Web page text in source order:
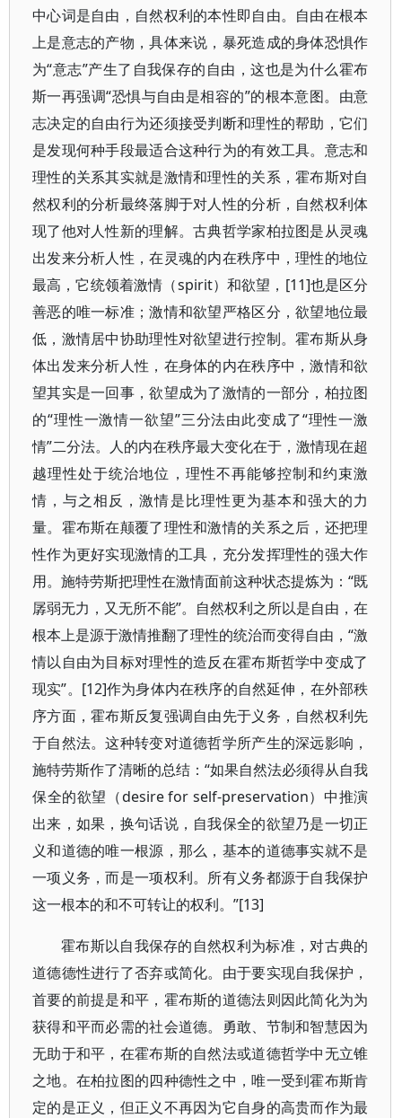
中心词是自由，自然权利的本性即自由。自由在根本
上是意志的产物，具体来说，暴死造成的身体恐惧作
为“意志”产生了自我保存的自由，这也是为什么霍布
斯一再强调“恐惧与自由是相容的”的根本意图。由意
志决定的自由行为还须接受判断和理性的帮助，它们
是发现何种手段最适合这种行为的有效工具。意志和
理性的关系其实就是激情和理性的关系，霍布斯对自
然权利的分析最终落脚于对人性的分析，自然权利体
现了他对人性新的理解。古典哲学家柏拉图是从灵魂
出发来分析人性，在灵魂的内在秩序中，理性的地位
最高，它统领着激情（spirit）和欲望，[11]也是区分
善恶的唯一标准；激情和欲望严格区分，欲望地位最
低，激情居中协助理性对欲望进行控制。霍布斯从身
体出发来分析人性，在身体的内在秩序中，激情和欲
望其实是一回事，欲望成为了激情的一部分，柏拉图
的“理性一激情一欲望”三分法由此变成了“理性一激
情”二分法。人的内在秩序最大变化在于，激情现在超
越理性处于统治地位，理性不再能够控制和约束激
情，与之相反，激情是比理性更为基本和强大的力
量。霍布斯在颠覆了理性和激情的关系之后，还把理
性作为更好实现激情的工具，充分发挥理性的强大作
用。施特劳斯把理性在激情面前这种状态提炼为：“既
孱弱无力，又无所不能”。自然权利之所以是自由，在
根本上是源于激情推翻了理性的统治而变得自由，“激
情以自由为目标对理性的造反在霍布斯哲学中变成了
现实”。[12]作为身体内在秩序的自然延伸，在外部秩
序方面，霍布斯反复强调自由先于义务，自然权利先
于自然法。这种转变对道德哲学所产生的深远影响，
施特劳斯作了清晰的总结：“如果自然法必须得从自我
保全的欲望（desire for self-preservation）中推演
出来，如果，换句话说，自我保全的欲望乃是一切正
义和道德的唯一根源，那么，基本的道德事实就不是
一项义务，而是一项权利。所有义务都源于自我保护
这一根本的和不可转让的权利。”[13]
霍布斯以自我保存的自然权利为标准，对古典的
道德德性进行了否弃或简化。由于要实现自我保护，
首要的前提是和平，霍布斯的道德法则因此简化为为
获得和平而必需的社会道德。勇敢、节制和智慧因为
无助于和平，在霍布斯的自然法或道德哲学中无立锥
之地。在柏拉图的四种德性之中，唯一受到霍布斯肯
定的是正义，但正义不再因为它自身的高贵而作为最